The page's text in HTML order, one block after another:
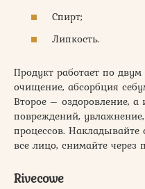
Спирт;
Липкость.
Продукт работает по
очищение, абсорбция
Второе – оздоровление,
повреждений,
процессов. Накладывайте
все лицо, снимайте через
Rivecowe